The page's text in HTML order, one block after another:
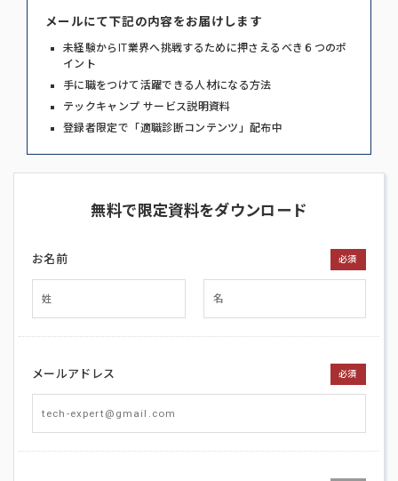
メールにて下記の内容をお届けします
未経験からIT業界へ挑戦するために押さえるべき６つのポ
イント
手に職をつけて活躍できる人材になる方法
テックキャンプ サービス説明資料
登録者限定で「適職診断コンテンツ」配布中
無料で限定資料をダウンロード
お名前 必須
メールアドレス 必須